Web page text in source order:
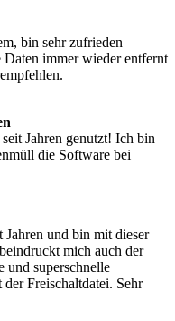
bin sehr zufrieden
immer wieder entfernt
Jahren genutzt! Ich bin
die Software bei
und bin mit dieser
mich auch der
und superschnelle
Freischaltdatei. Sehr